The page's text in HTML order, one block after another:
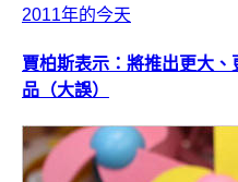
2011年的今天
賈柏斯表示：將推出更大
品（大誤）